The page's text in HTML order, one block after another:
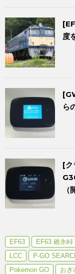
度
ら
[ク
（
EF63 EF63 碓氷峠
LCC
P-GO
Pokemon GO
おぎ